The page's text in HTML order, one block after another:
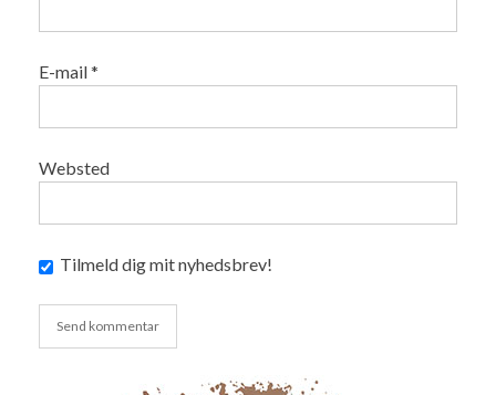
E-mail*
Websted
Tilmeld dig mit nyhedsbrev!